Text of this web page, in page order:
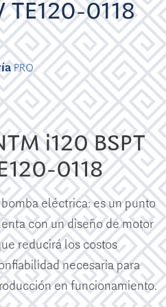
0118
PRO
i120 BSPT
0118
eléctrica: es un punto
con un diseño de motor
reducirá los costos
necesaria para
en funcionamiento.